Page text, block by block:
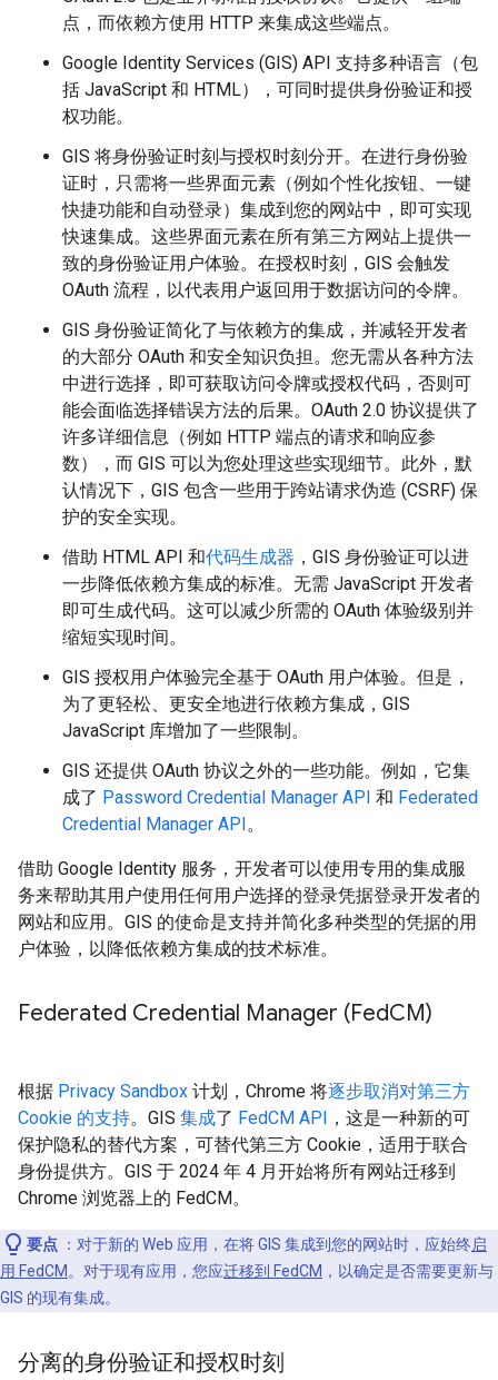
点，而依赖方使用 HTTP 来集成这些端点。
Google Identity Services (GIS) API 支持多种语言（包
括 JavaScript 和 HTML），可同时提供身份验证和授
权功能。
GIS 将身份验证时刻与授权时刻分开。在进行身份验
证时，只需将一些界面元素（例如个性化按钮、一键
快捷功能和自动登录）集成到您的网站中，即可实现
快速集成。这些界面元素在所有第三方网站上提供一
致的身份验证用户体验。在授权时刻，GIS 会触发
OAuth 流程，以代表用户返回用于数据访问的令牌。
GIS 身份验证简化了与依赖方的集成，并减轻开发者
的大部分 OAuth 和安全知识负担。您无需从各种方法
中进行选择，即可获取访问令牌或授权代码，否则可
能会面临选择错误方法的后果。OAuth 2.0 协议提供了
许多详细信息（例如 HTTP 端点的请求和响应参
数），而 GIS 可以为您处理这些实现细节。此外，默
认情况下，GIS 包含一些用于跨站请求伪造 (CSRF) 保
护的安全实现。
借助 HTML API 和代码生成器 ，GIS 身份验证可以进
一步降低依赖方集成的标准。无需 JavaScript 开发者
即可生成代码。这可以减少所需的 OAuth 体验级别并
缩短实现时间。
GIS 授权用户体验完全基于 OAuth 用户体验。但是，
为了更轻松、更安全地进行依赖方集成，GIS
JavaScript 库增加了一些限制。
GIS 还提供 OAuth 协议之外的一些功能。例如，它集
成了 Password Credential Manager API 和 Federated
Credential Manager API。
借助 Google Identity 服务，开发者可以使用专用的集成服
务来帮助其用户使用任何用户选择的登录凭据登录开发者的
网站和应用。GIS 的使命是支持并简化多种类型的凭据的用
户体验，以降低依赖方集成的技术标准。
Federated Credential Manager (FedCM)
根据 Privacy Sandbox 计划，Chrome 将逐步取消对第三方
Cookie 的支持。GIS 集成了 FedCM API ，这是一种新的可
保护隐私的替代方案，可替代第三方 Cookie，适用于联合
身份提供方。GIS 于 2024 年 4 月开始将所有网站迁移到
Chrome 浏览器上的 FedCM。
要点 ：对于新的 Web 应用，在将 GIS 集成到您的网站时，应始终启
用 FedCM 。对于现有应用，您应迁移到 FedCM ，以确定是否需要更新与
GIS 的现有集成。
分离的身份验证和授权时刻